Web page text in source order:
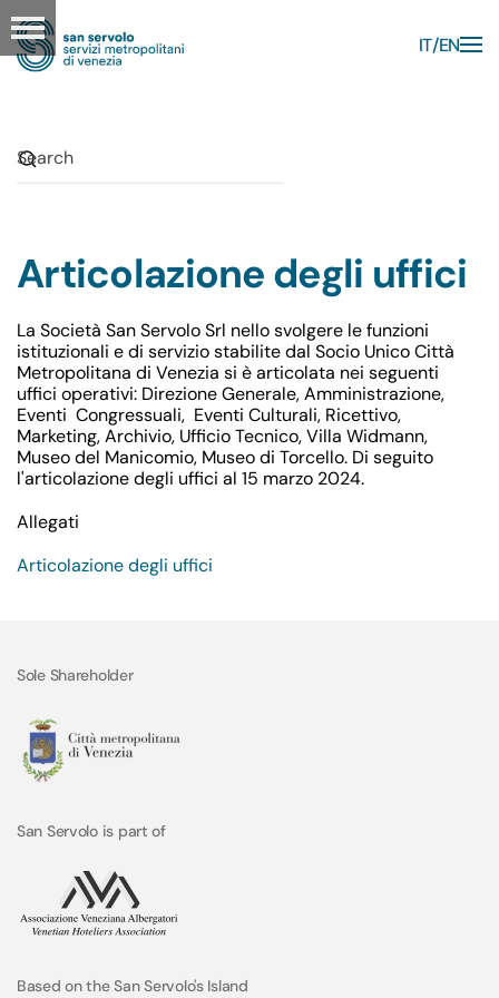
Skip to main content
IT EN
Articolazione degli uffici
La Società San Servolo Srl nello svolgere le funzioni
istituzionali e di servizio stabilite dal Socio Unico Città
Metropolitana di Venezia si è articolata nei seguenti
uffici operativi: Direzione Generale, Amministrazione,
Eventi Congressuali, Eventi Culturali, Ricettivo,
Marketing, Archivio, Ufficio Tecnico, Villa Widmann,
Museo del Manicomio, Museo di Torcello. Di seguito
l'articolazione degli uffici al 15 marzo 2024.
Allegati
Articolazione degli uffici
Sole Shareholder
San Servolo is part of
Based on the San Servolo's Island